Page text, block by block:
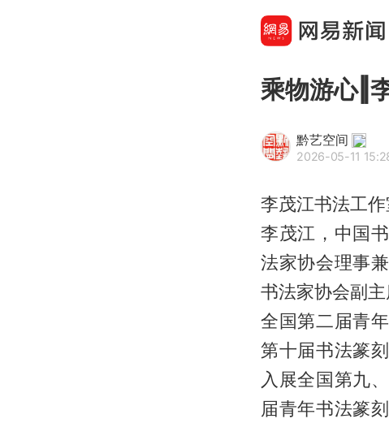
乘物游心‖
黔艺空间
2026-05-11
李茂江书法工
李茂江，中国
法家协会理事
书法家协会副主
全国第二届青
第十届书法篆
入展全国第九
届青年书法篆